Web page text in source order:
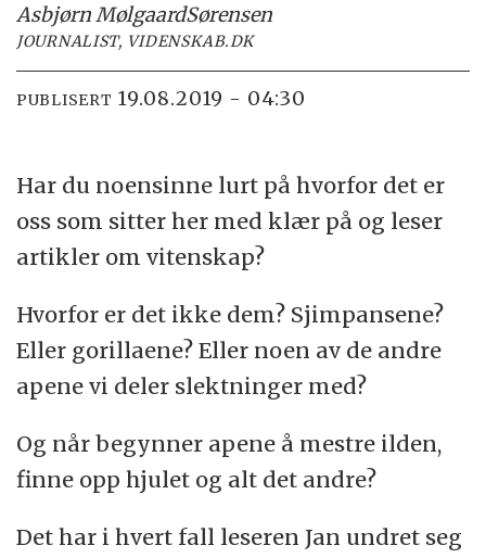
Asbjørn MølgaardSørensen
JOURNALIST, VIDENSKAB.DK
PUBLISERT 19.08.2019 - 04:30
Har du noensinne lurt på hvorfor det er
oss som sitter her med klær på og leser
artikler om vitenskap?
Hvorfor er det ikke dem? Sjimpansene?
Eller gorillaene? Eller noen av de andre
apene vi deler slektninger med?
Og når begynner apene å mestre ilden,
finne opp hjulet og alt det andre?
Det har i hvert fall leseren Jan undret seg